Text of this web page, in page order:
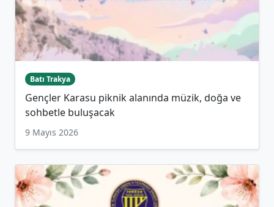
Batı Trakya
Gençler Karasu piknik alanında müzik, doğa ve
sohbetle buluşacak
9 Mayıs 2026